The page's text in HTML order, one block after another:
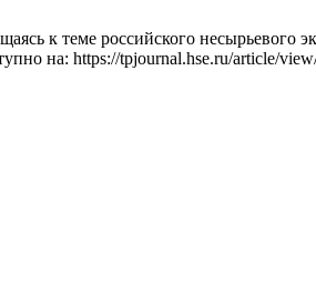
к теме российского несырьевого
на: https://tpjournal.hse.ru/article/